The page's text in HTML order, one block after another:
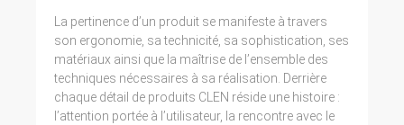
La pertinence d’un produit se manifeste à travers
son ergonomie, sa technicité, sa sophistication, ses
matériaux ainsi que la maîtrise de l’ensemble des
techniques nécessaires à sa réalisation. Derrière
chaque détail de produits CLEN réside une histoire :
l’attention portée à l’utilisateur, la rencontre avec le